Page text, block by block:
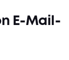
E-Mail-